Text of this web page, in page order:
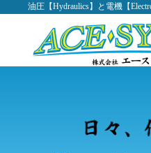
油圧【Hydraulics】と電機【